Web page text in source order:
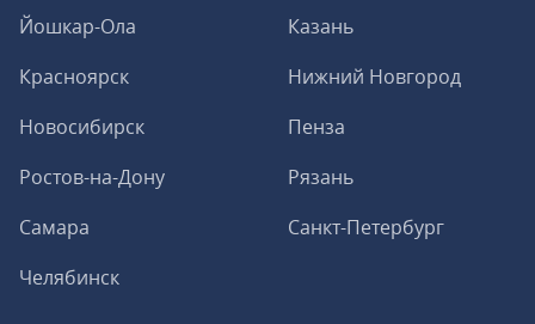
Йошкар-Ола
Казань
Красноярск
Нижний Новгород
Новосибирск
Пенза
Ростов-на-Дону
Рязань
Самара
Санкт-Петербург
Челябинск